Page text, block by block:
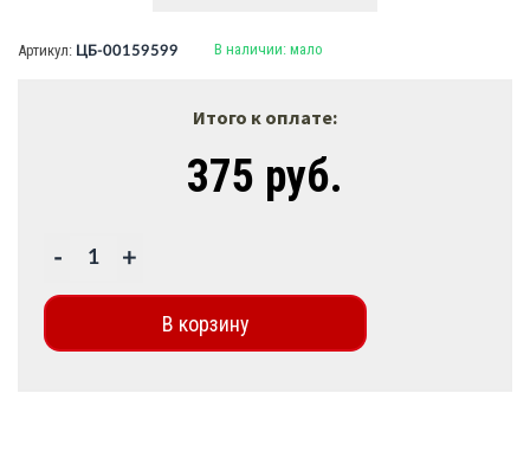
Артикул: ЦБ-00159599 В наличии: мало
Итого к оплате:
375 руб.
+
-
В корзину